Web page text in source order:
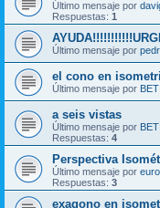
Último mensaje por
Respuestas: 1
Último mensaje por
el cono en
Último mensaje por
a seis vistas
Último mensaje por
Respuestas: 4
Perspectiva
Último mensaje por
Respuestas: 3
exagono en